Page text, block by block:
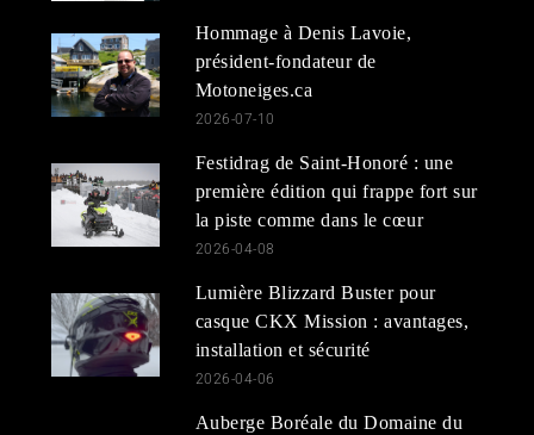
Hommage à Denis Lavoie,
président-fondateur de
Motoneiges.ca
2026-07-10
Festidrag de Saint-Honoré : une
première édition qui frappe fort sur
la piste comme dans le cœur
2026-04-08
Lumière Blizzard Buster pour
casque CKX Mission : avantages,
installation et sécurité
2026-04-06
Auberge Boréale du Domaine du